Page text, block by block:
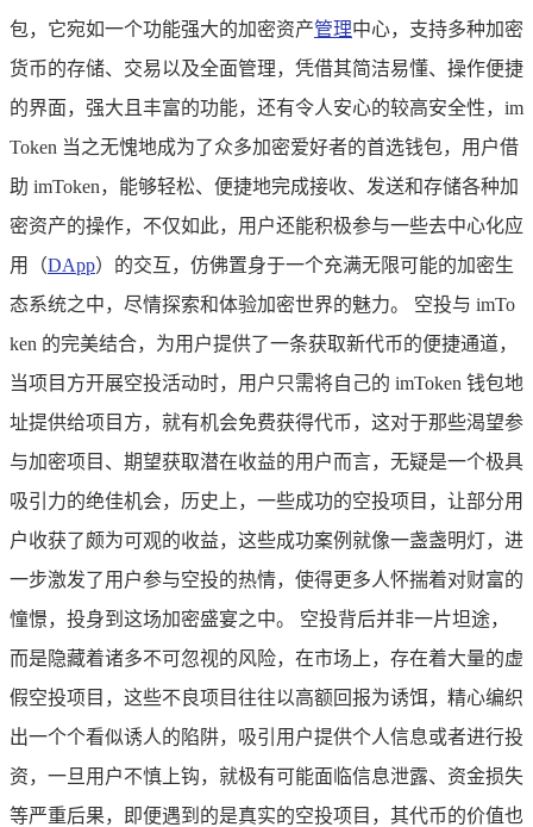
包，它宛如一个功能强大的加密资产管理中心，支持多种加密
货币的存储、交易以及全面管理，凭借其简洁易懂、操作便捷
的界面，强大且丰富的功能，还有令人安心的较高安全性，im
Token 当之无愧地成为了众多加密爱好者的首选钱包，用户借
助 imToken，能够轻松、便捷地完成接收、发送和存储各种加
密资产的操作，不仅如此，用户还能积极参与一些去中心化应
用（DApp）的交互，仿佛置身于一个充满无限可能的加密生
态系统之中，尽情探索和体验加密世界的魅力。 空投与 imTo
ken 的完美结合，为用户提供了一条获取新代币的便捷通道，
当项目方开展空投活动时，用户只需将自己的 imToken 钱包地
址提供给项目方，就有机会免费获得代币，这对于那些渴望参
与加密项目、期望获取潜在收益的用户而言，无疑是一个极具
吸引力的绝佳机会，历史上，一些成功的空投项目，让部分用
户收获了颇为可观的收益，这些成功案例就像一盏盏明灯，进
一步激发了用户参与空投的热情，使得更多人怀揣着对财富的
憧憬，投身到这场加密盛宴之中。 空投背后并非一片坦途，
而是隐藏着诸多不可忽视的风险，在市场上，存在着大量的虚
假空投项目，这些不良项目往往以高额回报为诱饵，精心编织
出一个个看似诱人的陷阱，吸引用户提供个人信息或者进行投
资，一旦用户不慎上钩，就极有可能面临信息泄露、资金损失
等严重后果，即便遇到的是真实的空投项目，其代币的价值也